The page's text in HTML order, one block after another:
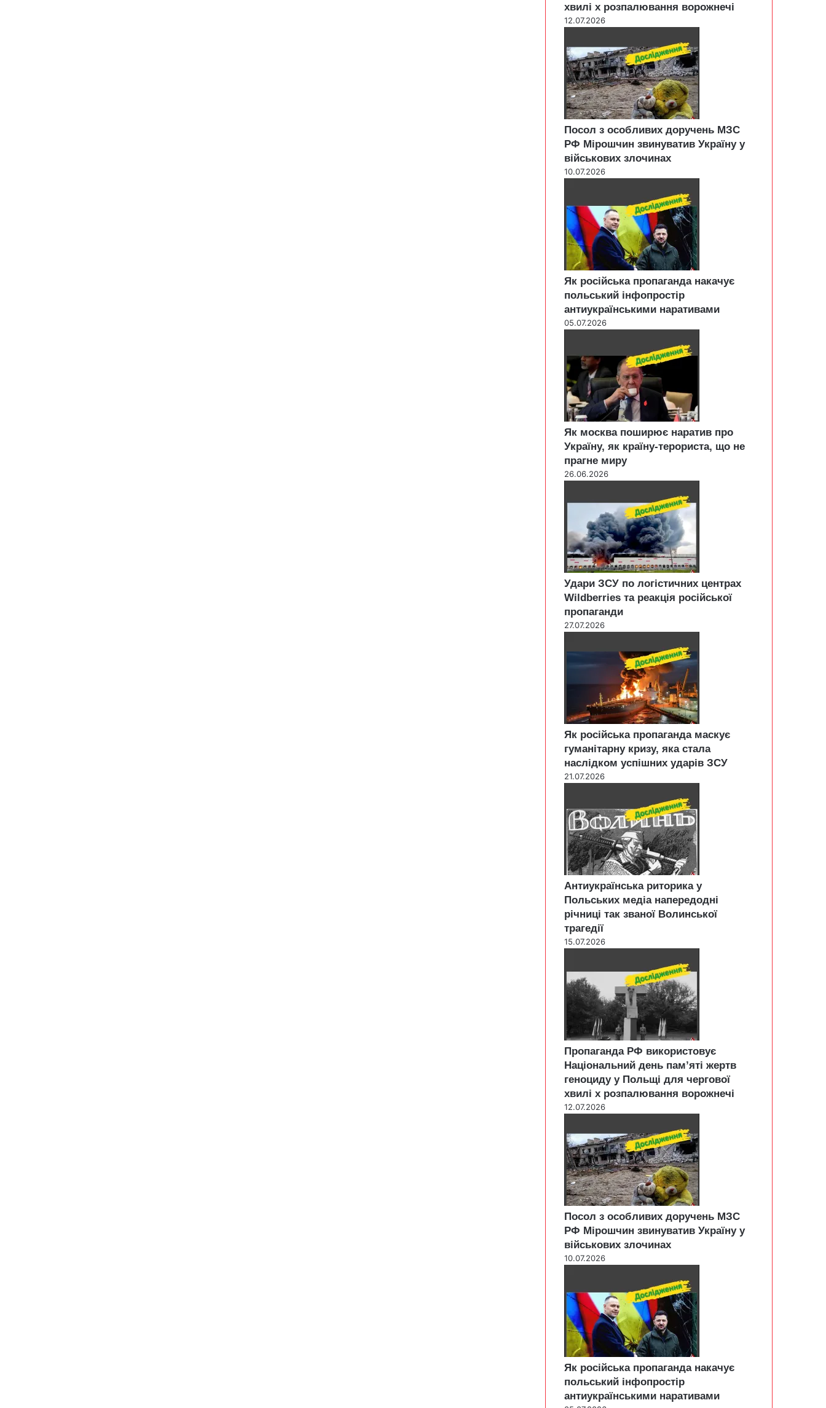
хвилі х розпалювання ворожнечі
12.07.2026
Посол з особливих доручень МЗС
РФ Мірошчин звинуватив Україну у
військових злочинах
10.07.2026
Як російська пропаганда накачує
польський інфопростір
антиукраїнськими наративами
05.07.2026
Як москва поширює наратив про
Україну, як країну-терориста, що не
прагне миру
26.06.2026
Удари ЗСУ по логістичних центрах
Wildberries та реакція російської
пропаганди
27.07.2026
Як російська пропаганда маскує
гуманітарну кризу, яка стала
наслідком успішних ударів ЗСУ
21.07.2026
Антиукраїнська риторика у
Польських медіа напередодні
річниці так званої Волинської
трагедії
15.07.2026
Пропаганда РФ використовує
Національний день пам’яті жертв
геноциду у Польщі для чергової
хвилі х розпалювання ворожнечі
12.07.2026
Посол з особливих доручень МЗС
РФ Мірошчин звинуватив Україну у
військових злочинах
10.07.2026
Як російська пропаганда накачує
польський інфопростір
антиукраїнськими наративами